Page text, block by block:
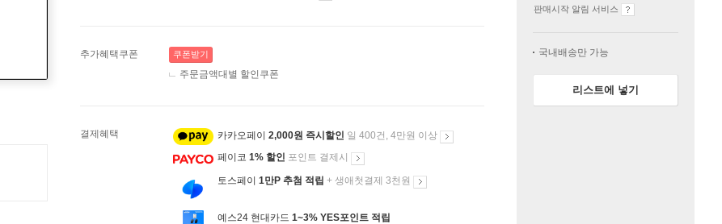
추가혜택쿠폰 쿠폰받기
주문금액대별 할인쿠폰
결제혜택 카카오페이 2,000원 즉시할인 일 400건, 4만원 이상
페이코 1% 할인 포인트 결제시
토스페이 1만P 추첨 적립 + 생애첫결제 3천원
예스24 현대카드 1~3% YES포인트 적립
판매시작 알림 서비스
국내배송만 가능
리스트에 넣기